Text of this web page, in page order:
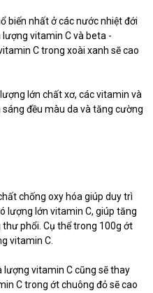
biến nhất ở các nước nhiệt đới
vitamin C và beta -
C trong xoài xanh sẽ cao
lớn chất xơ, các vitamin và
đều màu da và tăng cường
chống oxy hóa giúp duy trì
lượng lớn vitamin C, giúp tăng
phổi. Cụ thể trong 100g ớt
vitamin C.
vitamin C cũng sẽ thay
C trong ớt chuông đỏ sẽ cao